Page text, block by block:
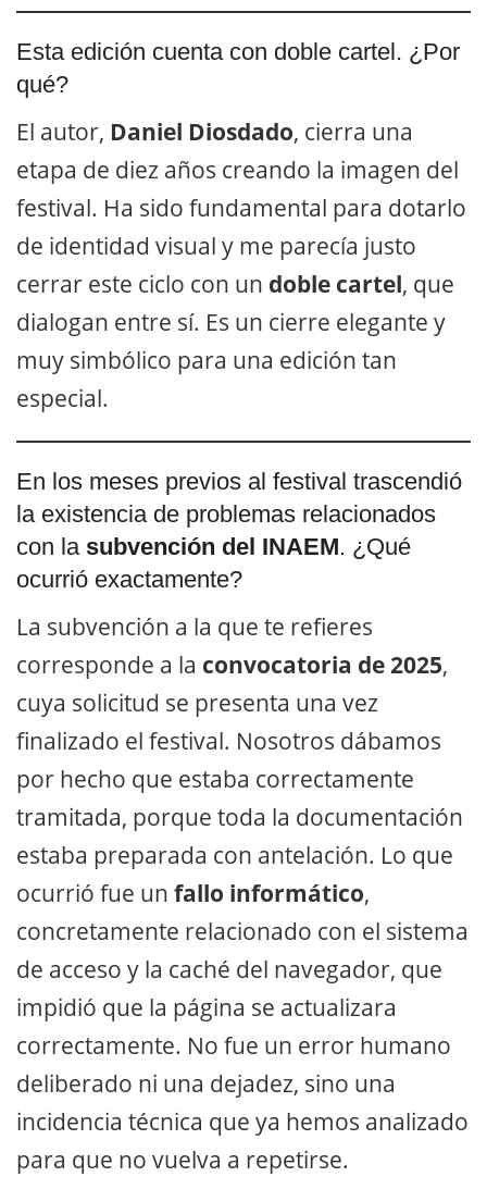
Esta edición cuenta con doble cartel. ¿Por
qué?
El autor, Daniel Diosdado, cierra una
etapa de diez años creando la imagen del
festival. Ha sido fundamental para dotarlo
de identidad visual y me parecía justo
cerrar este ciclo con un doble cartel, que
dialogan entre sí. Es un cierre elegante y
muy simbólico para una edición tan
especial.
En los meses previos al festival trascendió
la existencia de problemas relacionados
con la subvención del INAEM. ¿Qué
ocurrió exactamente?
La subvención a la que te refieres
corresponde a la convocatoria de 2025,
cuya solicitud se presenta una vez
finalizado el festival. Nosotros dábamos
por hecho que estaba correctamente
tramitada, porque toda la documentación
estaba preparada con antelación. Lo que
ocurrió fue un fallo informático,
concretamente relacionado con el sistema
de acceso y la caché del navegador, que
impidió que la página se actualizara
correctamente. No fue un error humano
deliberado ni una dejadez, sino una
incidencia técnica que ya hemos analizado
para que no vuelva a repetirse.